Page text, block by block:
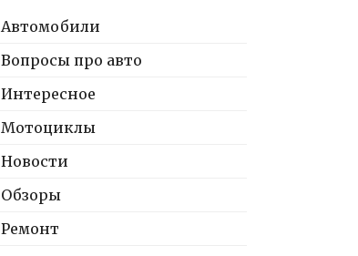
Автомобили
Вопросы про авто
Интересное
Мотоциклы
Новости
Обзоры
Ремонт